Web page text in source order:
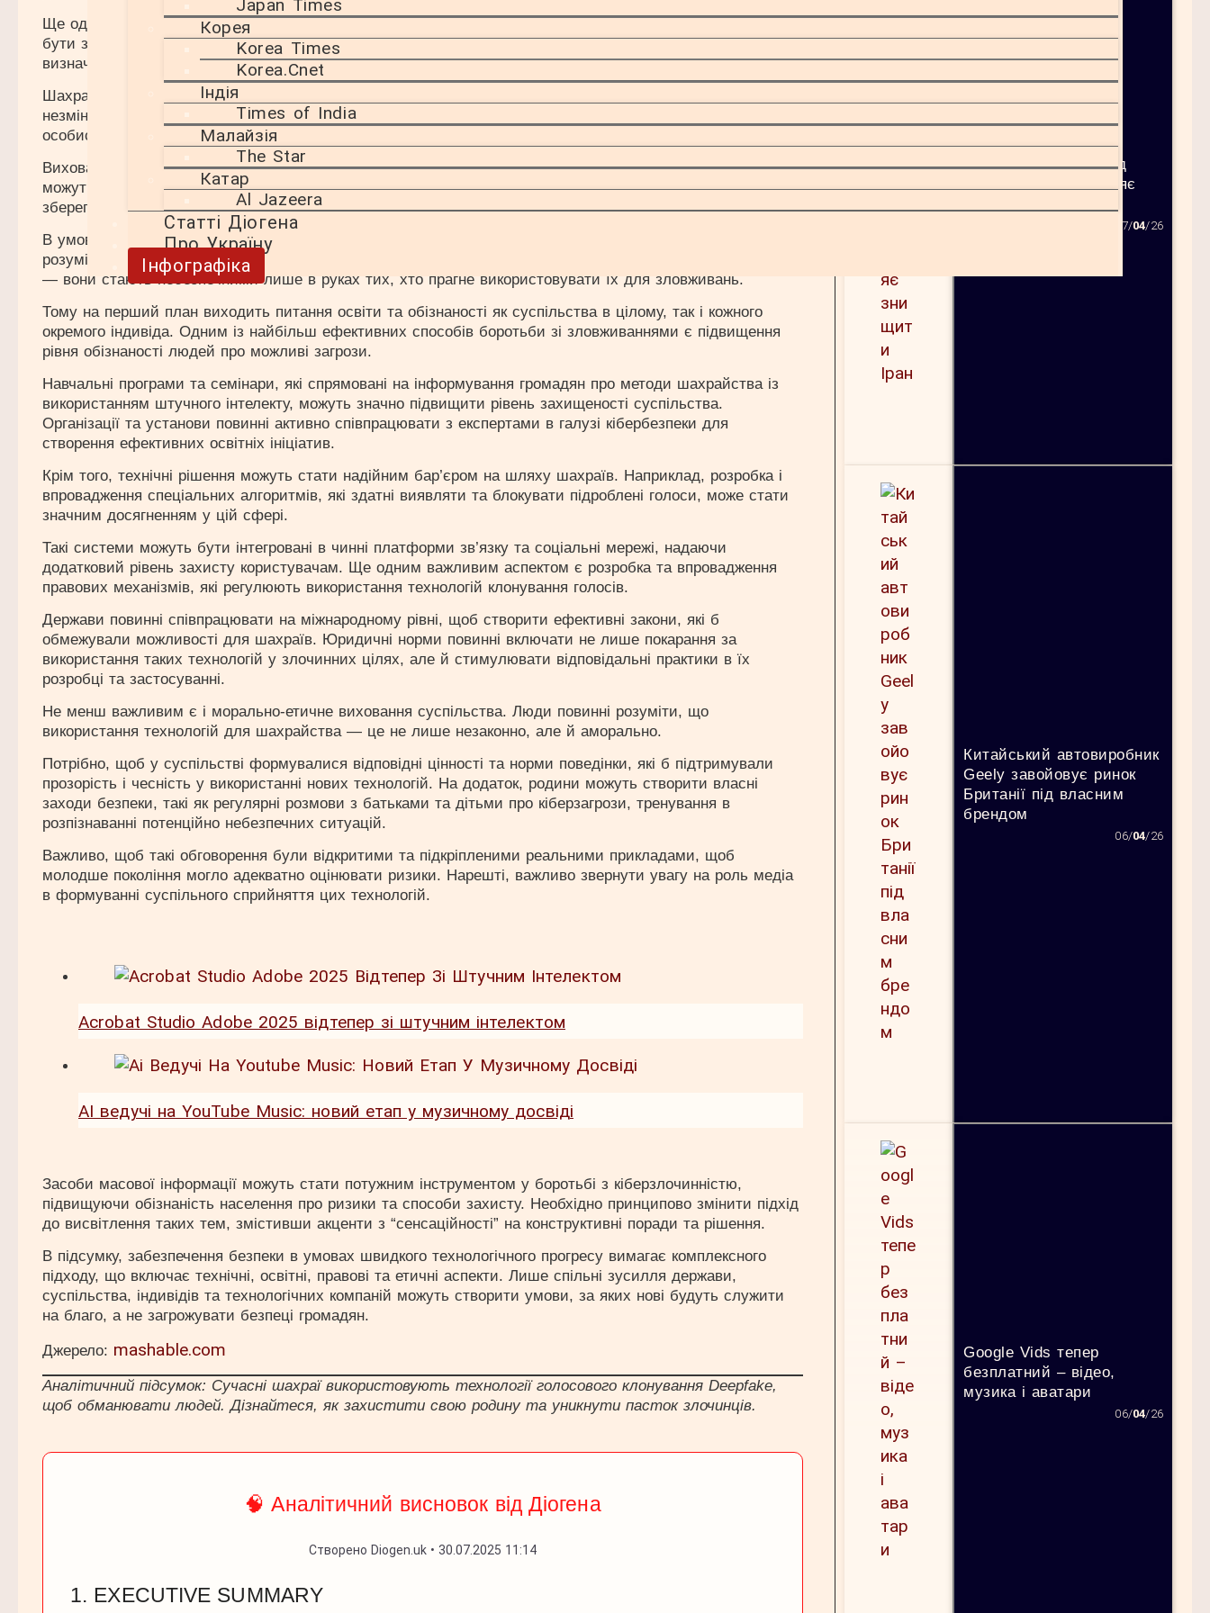
Japan Times
Корея
Korea Times
Korea.Cnet
Індія
Times of India
Малайзія
The Star
Катар
Al Jazeera
Статті Діогена
Про Україну
Інфографіка
Ще один спосіб захисту – встановити своєрідний “пароль” між вами та вашими близькими, який може
бути запитано у випадку сумнівного дзвінка. Це може бути щось, відоме лише вам двом, що допоможе
визначити, чи дійсно ви розмовляєте з людиною, якою вам прикидаються.
Шахраї використовують дедалі складніші методи, але основні принципи безпеки залишаються
незмінними. Перевіряйте інформацію, не довіряйте невідомим джерелам, зберігайте приватність
особистого життя і навчайте цих прийомів своїх близьких.
Виховання навичок безпеки в контексті нових технологій стає критично важливим. Спільні зусилля
можуть допомогти зменшити ризики стати жертвою шахраїв, що використовують голосові клони, і
зберегти не лише свої фінанси, але й психічне здоров’я.
В умовах сучасного світу, де технології швидко розвиваються і стають доступнішими, важливо не лише
розуміти ризики, але й активно протидіяти їм. Необхідно пам’ятати, що технології самі по собі не є злом
— вони стають небезпечними лише в руках тих, хто прагне використовувати їх для зловживань.
Тому на перший план виходить питання освіти та обізнаності як суспільства в цілому, так і кожного
окремого індивіда. Одним із найбільш ефективних способів боротьби зі зловживаннями є підвищення
рівня обізнаності людей про можливі загрози.
Навчальні програми та семінари, які спрямовані на інформування громадян про методи шахрайства із
використанням штучного інтелекту, можуть значно підвищити рівень захищеності суспільства.
Організації та установи повинні активно співпрацювати з експертами в галузі кібербезпеки для
створення ефективних освітніх ініціатив.
Крім того, технічні рішення можуть стати надійним бар’єром на шляху шахраїв. Наприклад, розробка і
впровадження спеціальних алгоритмів, які здатні виявляти та блокувати підроблені голоси, може стати
значним досягненням у цій сфері.
Такі системи можуть бути інтегровані в чинні платформи зв’язку та соціальні мережі, надаючи
додатковий рівень захисту користувачам. Ще одним важливим аспектом є розробка та впровадження
правових механізмів, які регулюють використання технологій клонування голосів.
Держави повинні співпрацювати на міжнародному рівні, щоб створити ефективні закони, які б
обмежували можливості для шахраїв. Юридичні норми повинні включати не лише покарання за
використання таких технологій у злочинних цілях, але й стимулювати відповідальні практики в їх
розробці та застосуванні.
Не менш важливим є і морально-етичне виховання суспільства. Люди повинні розуміти, що
використання технологій для шахрайства — це не лише незаконно, але й аморально.
Потрібно, щоб у суспільстві формувалися відповідні цінності та норми поведінки, які б підтримували
прозорість і чесність у використанні нових технологій. На додаток, родини можуть створити власні
заходи безпеки, такі як регулярні розмови з батьками та дітьми про кіберзагрози, тренування в
розпізнаванні потенційно небезпечних ситуацій.
Важливо, щоб такі обговорення були відкритими та підкріпленими реальними прикладами, щоб
молодше покоління могло адекватно оцінювати ризики. Нарешті, важливо звернути увагу на роль медіа
в формуванні суспільного сприйняття цих технологій.
Acrobat Studio Adobe 2025 відтепер зі штучним інтелектом
AI ведучі на YouTube Music: новий етап у музичному досвіді
Засоби масової інформації можуть стати потужним інструментом у боротьбі з кіберзлочинністю,
підвищуючи обізнаність населення про ризики та способи захисту. Необхідно принципово змінити підхід
до висвітлення таких тем, змістивши акценти з “сенсаційності” на конструктивні поради та рішення.
В підсумку, забезпечення безпеки в умовах швидкого технологічного прогресу вимагає комплексного
підходу, що включає технічні, освітні, правові та етичні аспекти. Лише спільні зусилля держави,
суспільства, індивідів та технологічних компаній можуть створити умови, за яких нові будуть служити
на благо, а не загрожувати безпеці громадян.
Джерело: mashable.com
Аналітичний підсумок: Сучасні шахраї використовують технології голосового клонування Deepfake,
щоб обманювати людей. Дізнайтеся, як захистити свою родину та уникнути пасток злочинців.
🧠 Аналітичний висновок від Діогена
Створено Diogen.uk • 30.07.2025 11:14
1. EXECUTIVE SUMMARY
Ормузька протока під
загрозою.Трамп обіцяє
07/04/26
Китайський автовиробник
Geely завойовує ринок
Британії під власним
брендом
06/04/26
Google Vids тепер
безплатний – відео,
музика і аватари
06/04/26